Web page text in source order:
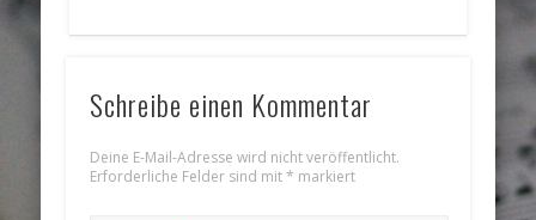
Schreibe einen Kommentar
Deine E-Mail-Adresse wird nicht veröffentlicht.
Erforderliche Felder sind mit* markiert